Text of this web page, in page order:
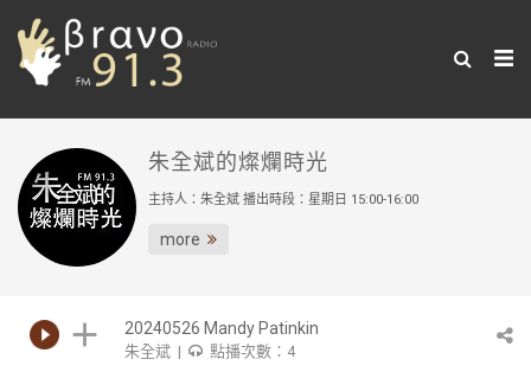
朱全斌的燦爛時光
主持人：朱全斌 播出時段：星期日 15:00-16:00
more
20240526 Mandy Patinkin
朱全斌 | 點播次數：4